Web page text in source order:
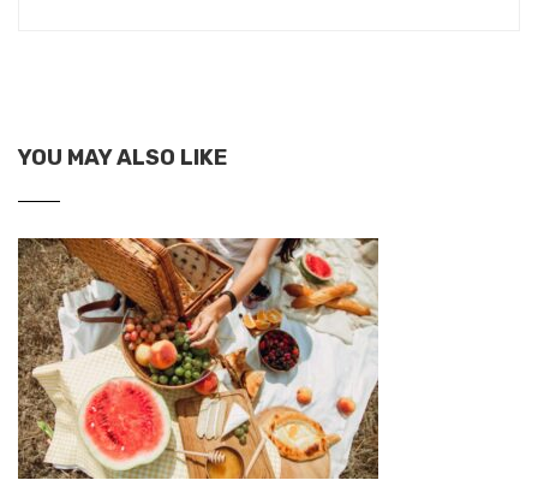
YOU MAY ALSO LIKE